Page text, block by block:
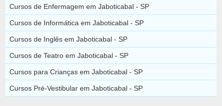
Cursos de Enfermagem em Jaboticabal - SP
Cursos de Informática em Jaboticabal - SP
Cursos de Inglês em Jaboticabal - SP
Cursos de Teatro em Jaboticabal - SP
Cursos para Crianças em Jaboticabal - SP
Cursos Pré-Vestibular em Jaboticabal - SP